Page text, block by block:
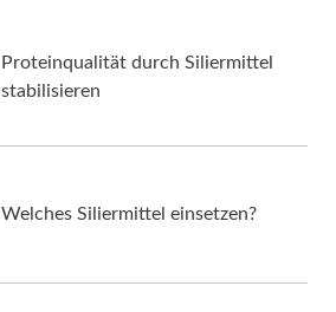
Proteinqualität durch Siliermittel
stabilisieren
Welches Siliermittel einsetzen?